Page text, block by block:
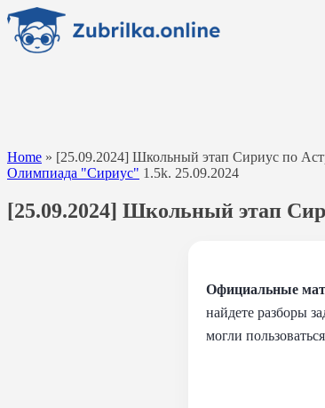
Перейти
содержанию
Home » [25.09.2024] Школьный этап Сириус по
Олимпиада "Сириус" 1.5k. 25.09.2024
[25.09.2024] Школьный этап
Официальные
найдете разборы
могли пользоваться